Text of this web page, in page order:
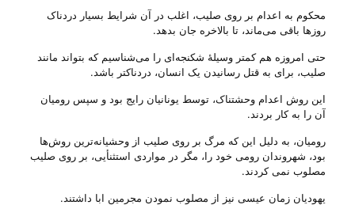
محکوم به اعدام بر روی صلیب، اغلب در آن شرایط بسیار دردناک
روزها باقی می‌‌ماند، تا بالاخره جان بدهد.
حتی امروزه هم کمتر وسیلهٔ شکنجه‌ای را می‌‌شناسیم که بتواند مانند
صلیب، برای به قتل رسانیدن یک انسان، دردناکتر باشد.
این روش اعدام وحشتناک، توسط یونانیان رایج بود و سپس رومیان
آن را به کار بردند.
رومیان، به دلیل این که مرگ بر روی صلیب از وحشیانه‌ترین روش‌ها
بود، شهروندان رومی خود را، مگر در مواردی استثنأیی، بر روی صلیب
مصلوب نمی کردند.
یهودیان زمان عیسی نیز از مصلوب نمودن مجرمین ابا داشتند.